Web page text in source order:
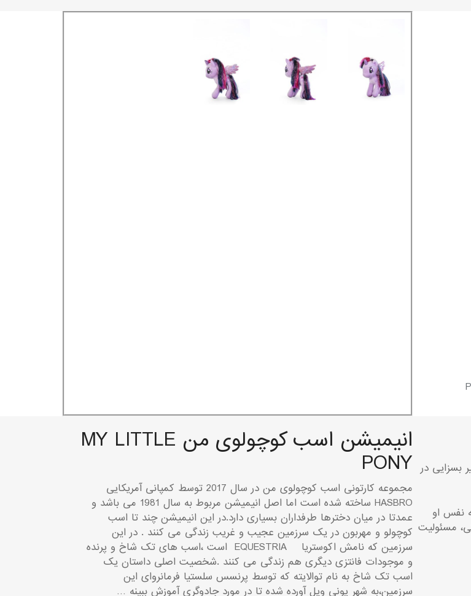
بسزایی در
نفس او
مسئولیت
انیمیشن اسب کوچولوی من MY LITTLE
PONY
مجموعه کارتونی اسب کوچولوی من در سال 2017 توسط کمپانی آمریکایی
HASBRO ساخته شده است اما اصل انیمیشن مربوط به سال 1981 می باشد و
عمدتا در میان دخترها طرفداران بسیاری دارد.در این انیمیشن چند تا اسب
کوچولو و مهربون در یک سرزمین عجیب و غریب زندگی می کنند . در این
سرزمین که نامش اکوستریا EQUESTRIA است ،اسب های تک شاخ و پرنده
و موجودات فانتزی دیگری هم زندگی می کنند .شخصیت اصلی داستان یک
اسب تک شاخ به نام توالایته که توسط پرنسس سلستیا فرمانروای این
سرزمین،به شهر پونی ویل آورده شده تا در مورد جادوگری آموزش ببینه …